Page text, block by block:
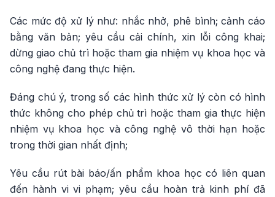
Các mức độ xử lý như: nhắc nhở, phê bình; cảnh cáo
bằng văn bản; yêu cầu cải chính, xin lỗi công khai;
dừng giao chủ trì hoặc tham gia nhiệm vụ khoa học và
công nghệ đang thực hiện.
Đáng chú ý, trong số các hình thức xử lý còn có hình
thức không cho phép chủ trì hoặc tham gia thực hiện
nhiệm vụ khoa học và công nghệ vô thời hạn hoặc
trong thời gian nhất định;
Yêu cầu rút bài báo/ấn phẩm khoa học có liên quan
đến hành vi vi phạm; yêu cầu hoàn trả kinh phí đã